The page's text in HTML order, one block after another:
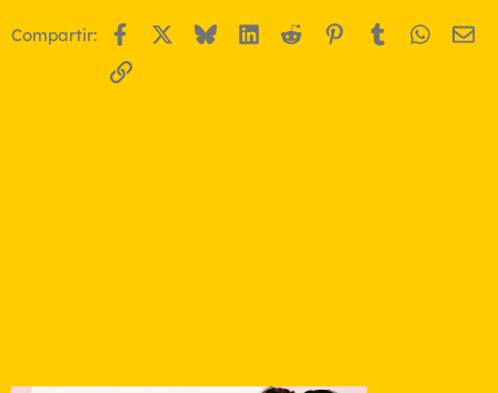
Compartir: Facebook BlueskyLinkedIn
Reddit Pinterest
Tumblr
Enlace